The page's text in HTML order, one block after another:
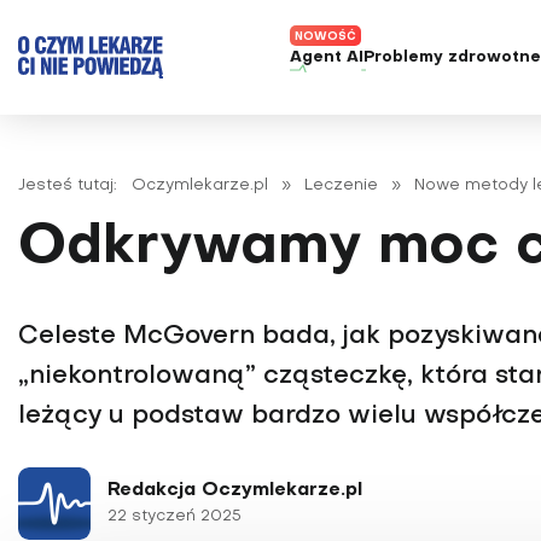
Agent AI Problemy zdrowotne
Alergie
Autyzm
Borelioza
Bóle głowy i migreny
Celiakia
Choroba Parkinsona
Prawa
Jesteś tutaj: Oczymlekarze.pl » Leczenie » Nowe metody
Odkrywamy moc
Celeste McGovern bada, jak
„niekontrolowaną” cząsteczkę, która
leżący u podstaw bardzo wielu
Redakcja Oczymlekarze.pl
22 styczeń 2025